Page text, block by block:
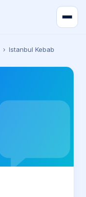
› Istanbul Kebab